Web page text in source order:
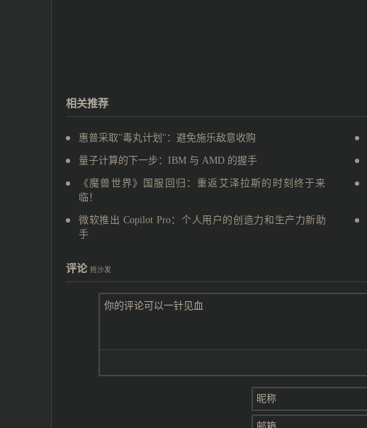
相关推荐
惠普采取"毒丸计划"：避免施乐敌意收购
量子计算的下一步：IBM 与 AMD 的握手
《魔兽世界》国服回归：重返艾泽拉斯的时刻终于来
临！
微软推出 Copilot Pro：个人用户的创造力和生产力新助
手
评论 抢沙发